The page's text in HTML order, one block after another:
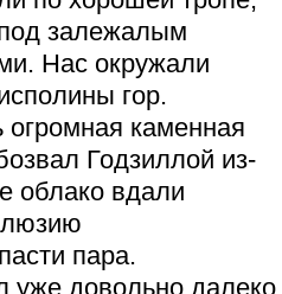
залежалым
Нас окружали
гор.
огромная каменная
Годзиллой из-
облако вдали
пара.
уже довольно далеко